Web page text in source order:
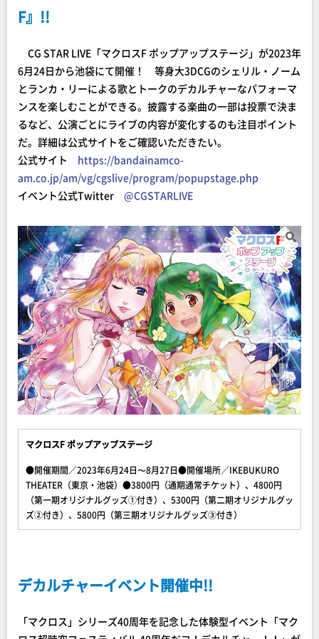
F』!!
CG STAR LIVE「マクロスF ポップアップステージ」が2023年
6月24日から池袋にて開催！ 等身大3DCGのシェリル・ノーム
とランカ・リーによる歌とトークのデカルチャーなパフォーマ
ンスを楽しむことができる。披露する楽曲の一部は投票で決ま
るなど、公演ごとにライブの内容が変化するのも注目ポイント
だ。詳細は公式サイトをご確認いただきたい。
公式サイト https://bandainamco-
am.co.jp/am/vg/cgslive/program/popupstage.php
イベント公式Twitter @CGSTARLIVE
マクロスF ポップアップステージ
●開催期間／2023年6月24日〜8月27日●開催場所／IKEBUKURO
THEATER（東京・池袋）●3800円（通期通常チケット）、4800円
（第一期オリジナルグッズ①付き）、5300円（第二期オリジナルグッ
ズ②付き）、5800円（第三期オリジナルグッズ③付き）
デカルチャーイベント開催中!!
「マクロス」シリーズ40周年を記念した体験型イベント「マク